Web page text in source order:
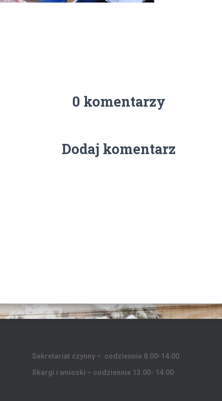
0 komentarzy
Dodaj komentarz
Sekretariat czynny – codziennie 8.00-14.00
Skargi i wnioski – codziennie 13.00- 14.00